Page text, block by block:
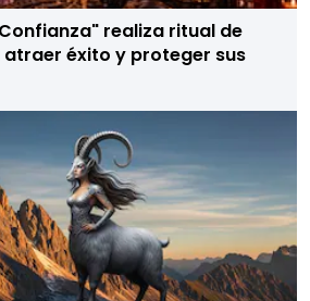
realiza ritual de
éxito y proteger sus